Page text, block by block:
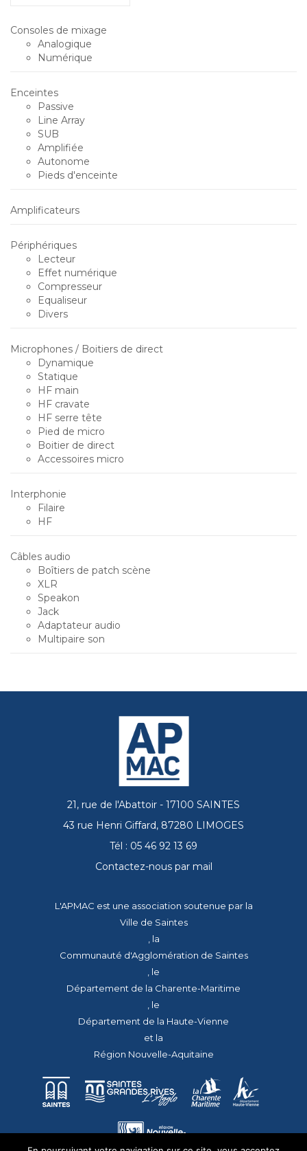
Consoles de mixage
Analogique
Numérique
Enceintes
Passive
Line Array
SUB
Amplifiée
Autonome
Pieds d'enceinte
Amplificateurs
Périphériques
Lecteur
Effet numérique
Compresseur
Equaliseur
Divers
Microphones / Boitiers de direct
Dynamique
Statique
HF main
HF cravate
HF serre tête
Pied de micro
Boitier de direct
Accessoires micro
Interphonie
Filaire
HF
Câbles audio
Boîtiers de patch scène
XLR
Speakon
Jack
Adaptateur audio
Multipaire son
21, rue de l'Abattoir - 17100 SAINTES
43 rue Henri Giffard, 87280 LIMOGES
Tél : 05 46 92 13 69
Contactez-nous par mail
L'APMAC est une association soutenue par la
Ville de Saintes
, la
Communauté d'Agglomération de Saintes
, le
Département de la Charente-Maritime
, le
Département de la Haute-Vienne
et la
Région Nouvelle-Aquitaine